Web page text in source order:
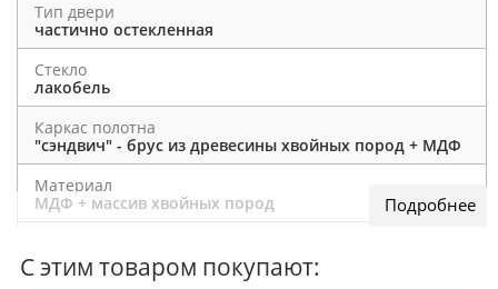
Тип двери
частично остекленная
Стекло
лакобель
Каркас полотна
"сэндвич" - брус из древесины хвойных пород + МДФ
Материал
МДФ + массив хвойных пород
экошпон ПВХ
С этим товаром покупают: